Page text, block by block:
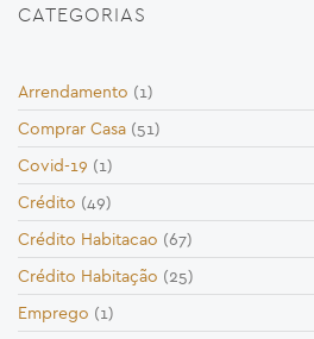
CATEGORIAS
Arrendamento (1)
Comprar Casa (51)
Covid-19 (1)
Crédito (49)
Crédito Habitacao (67)
Crédito Habitação (25)
Emprego (1)